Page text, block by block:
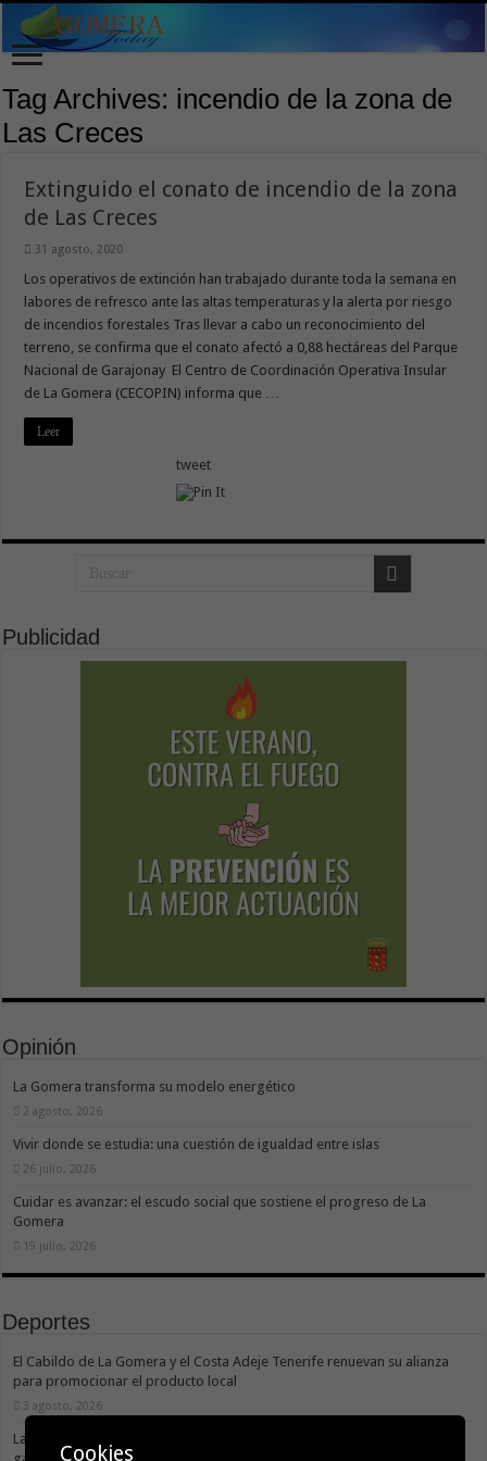
Tag Archives: incendio de la zona de
Las Creces
Extinguido el conato de incendio de la zona
de Las Creces
31 agosto, 2020
Los operativos de extinción han trabajado durante toda la semana en
labores de refresco ante las altas temperaturas y la alerta por riesgo
de incendios forestales Tras llevar a cabo un reconocimiento del
terreno, se confirma que el conato afectó a 0,88 hectáreas del Parque
Nacional de Garajonay El Centro de Coordinación Operativa Insular
de La Gomera (CECOPIN) informa que …
Leer
tweet
Publicidad
Opinión
La Gomera transforma su modelo energético
2 agosto, 2026
Vivir donde se estudia: una cuestión de igualdad entre islas
26 julio, 2026
Cuidar es avanzar: el escudo social que sostiene el progreso de La
Gomera
19 julio, 2026
Deportes
El Cabildo de La Gomera y el Costa Adeje Tenerife renuevan su alianza
para promocionar el producto local
3 agosto, 2026
La X Cicloturista Virgen del Carmen adapta su recorrido y horario para
Cookies